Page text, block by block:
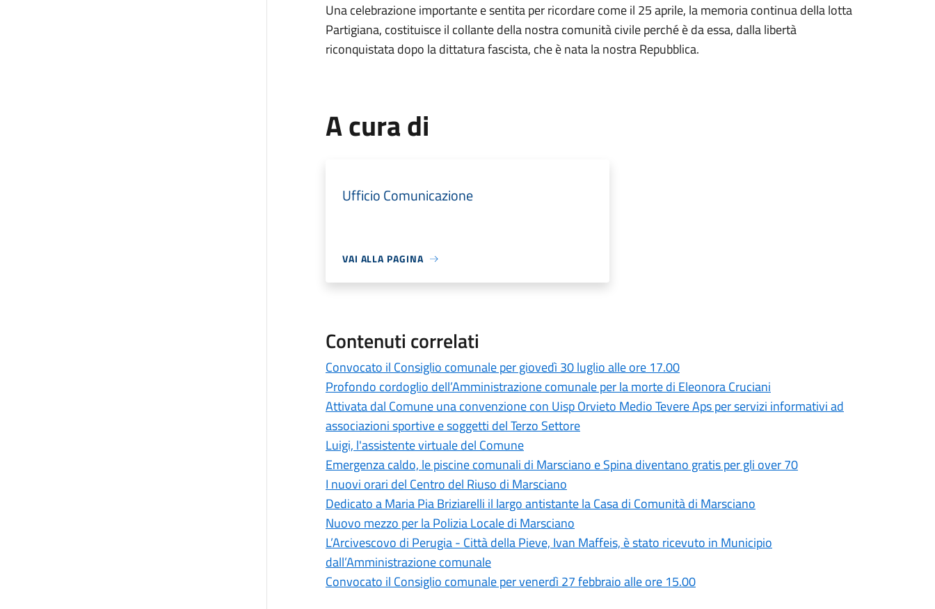
Una celebrazione importante e sentita per ricordare come il 25 aprile, la memoria continua della lotta
Partigiana, costituisce il collante della nostra comunità civile perché è da essa, dalla libertà
riconquistata dopo la dittatura fascista, che è nata la nostra Repubblica.
A cura di
Ufficio Comunicazione
VAI ALLA PAGINA
Contenuti correlati
Convocato il Consiglio comunale per giovedì 30 luglio alle ore 17.00
Profondo cordoglio dell’Amministrazione comunale per la morte di Eleonora Cruciani
Attivata dal Comune una convenzione con Uisp Orvieto Medio Tevere Aps per servizi informativi ad
associazioni sportive e soggetti del Terzo Settore
Luigi, l'assistente virtuale del Comune
Emergenza caldo, le piscine comunali di Marsciano e Spina diventano gratis per gli over 70
I nuovi orari del Centro del Riuso di Marsciano
Dedicato a Maria Pia Briziarelli il largo antistante la Casa di Comunità di Marsciano
Nuovo mezzo per la Polizia Locale di Marsciano
L’Arcivescovo di Perugia - Città della Pieve, Ivan Maffeis, è stato ricevuto in Municipio
dall’Amministrazione comunale
Convocato il Consiglio comunale per venerdì 27 febbraio alle ore 15.00